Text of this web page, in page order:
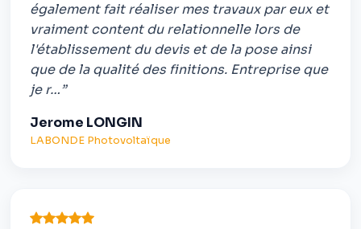
également fait réaliser mes travaux par eux et
vraiment content du relationnelle lors de
l'établissement du devis et de la pose ainsi
que de la qualité des finitions. Entreprise que
je r…”
Jerome LONGIN
LABONDE Photovoltaïque